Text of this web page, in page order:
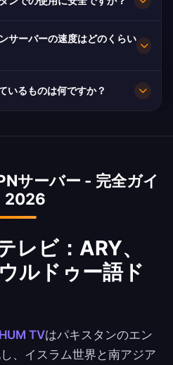
に複数の高速サーバーを
バーは最大速度のための
す。アプリでお好みの
フォーマンスを得られま
暗号化と厳格なノーログ
コンテンツブロックと監
サーバーの速度はどのくらい
、Telenorの4G展開によ
いるものは何ですか？
止され、Wikipediaは数
はPTAの全ブロックを
サーバー - 完全ガイ
2026
レビ：ARY、
ルドゥー語ド
HUM TVはパキスタンのエン
、イスラム世界と南アジア